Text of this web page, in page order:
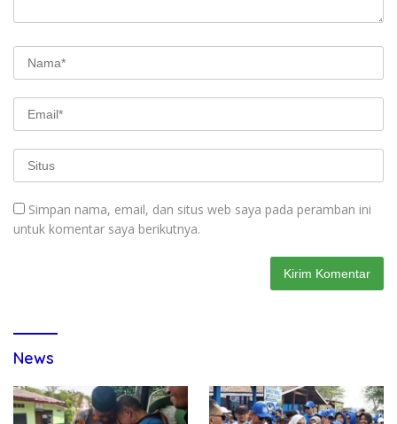
Simpan nama, email, dan situs web saya pada peramban ini
untuk komentar saya berikutnya.
News